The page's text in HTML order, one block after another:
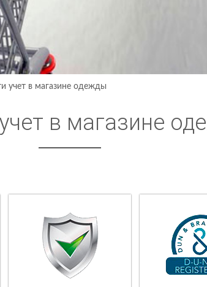
учет в магазине одежды
в магазине